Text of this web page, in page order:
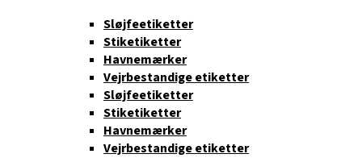
Sløjfeetiketter
Stiketiketter
Havnemærker
Vejrbestandige etiketter
Sløjfeetiketter
Stiketiketter
Havnemærker
Vejrbestandige etiketter